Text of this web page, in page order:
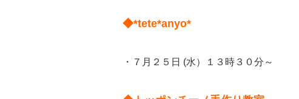
◆*tete*anyo*
・７月２５日 (水）１３時３０分～